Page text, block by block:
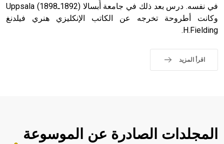
sign تكتب منفصلة غير متصلة، وتعتمد المبدأ الأكوروفوني،
في نفسه. درس بعد ذلك في جامعة أُبسالا (1892ـ1898) Uppsala
وكانت أطروحة تخرجه عن الكاتب الإنكليزي هنري فيلدنغ
H.Fielding.
اقرأ المزيد
المجلدات الصادرة عن الموسوعة